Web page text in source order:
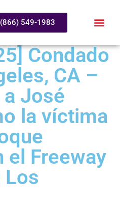
(866) 549-1983
Condado
CA –
José
la víctima
el Freeway
Los